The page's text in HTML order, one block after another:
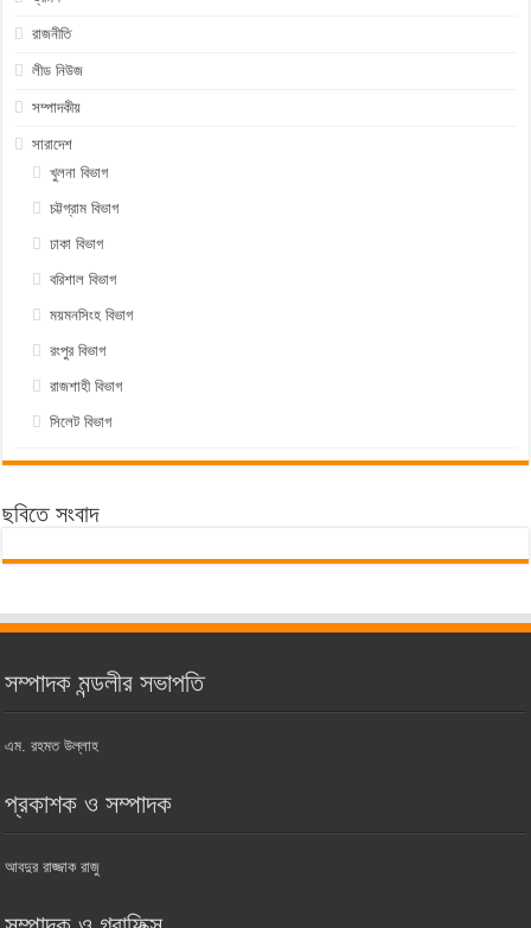
রাজনীতি
লীড নিউজ
সম্পাদকীয়
সারাদেশ
খুলনা বিভাগ
চট্টগ্রাম বিভাগ
ঢাকা বিভাগ
বরিশাল বিভাগ
ময়মনসিংহ বিভাগ
রংপুর বিভাগ
রাজশাহী বিভাগ
সিলেট বিভাগ
ছবিতে সংবাদ
সম্পাদক মন্ডলীর সভাপতি
এম. রহমত উল্লাহ
প্রকাশক ও সম্পাদক
আবদুর রাজ্জাক রাজু